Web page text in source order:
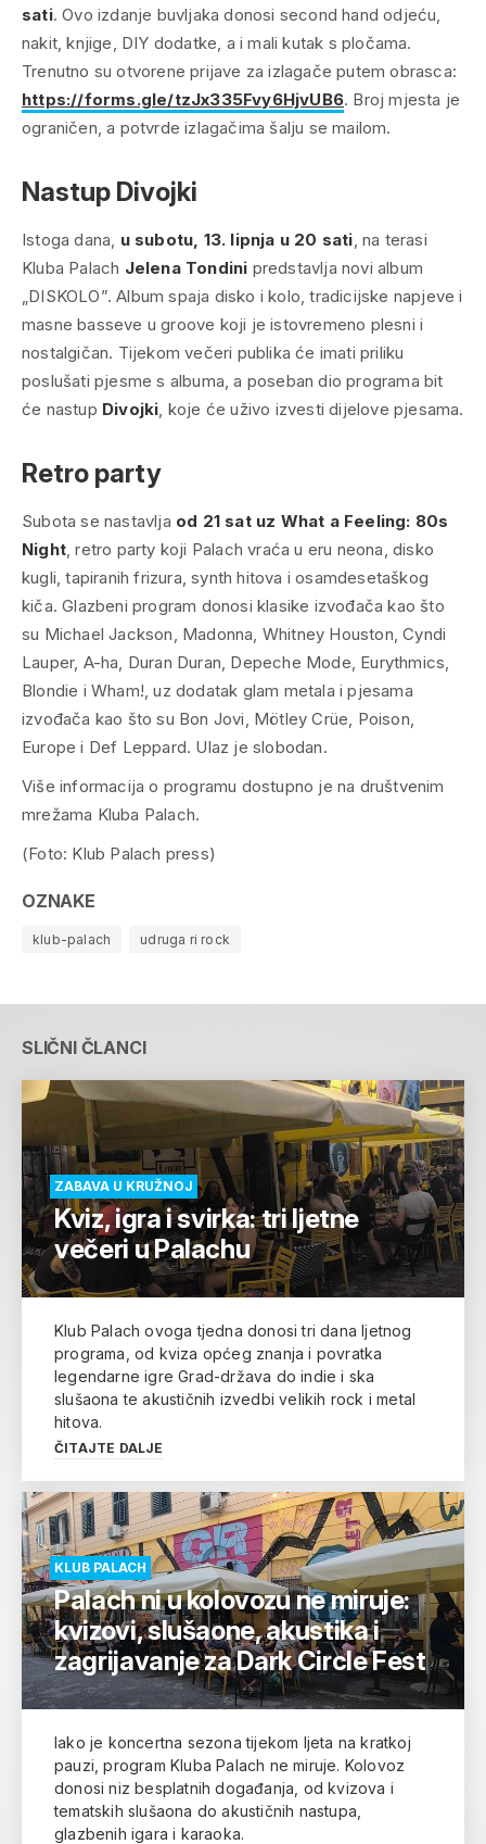
sati. Ovo izdanje buvljaka donosi second hand odjeću,
nakit, knjige, DIY dodatke, a i mali kutak s pločama.
Trenutno su otvorene prijave za izlagače putem obrasca:
https://forms.gle/tzJx335Fvy6HjvUB6. Broj mjesta je
ograničen, a potvrde izlagačima šalju se mailom.
Nastup Divojki
Istoga dana, u subotu, 13. lipnja u 20 sati , na terasi
Kluba Palach Jelena Tondini predstavlja novi album
„DISKOLO”. Album spaja disko i kolo, tradicijske napjeve i
masne basseve u groove koji je istovremeno plesni i
nostalgičan. Tijekom večeri publika će imati priliku
poslušati pjesme s albuma, a poseban dio programa bit
će nastup Divojki , koje će uživo izvesti dijelove pjesama.
Retro party
Subota se nastavlja od 21 sat uz What a Feeling: 80s
Night , retro party koji Palach vraća u eru neona, disko
kugli, tapiranih frizura, synth hitova i osamdesetaškog
kiča. Glazbeni program donosi klasike izvođača kao što
su Michael Jackson, Madonna, Whitney Houston, Cyndi
Lauper, A-ha, Duran Duran, Depeche Mode, Eurythmics,
Blondie i Wham!, uz dodatak glam metala i pjesama
izvođača kao što su Bon Jovi, Mötley Crüe, Poison,
Europe i Def Leppard. Ulaz je slobodan.
Više informacija o programu dostupno je na društvenim
mrežama Kluba Palach.
(Foto: Klub Palach press)
OZNAKE
klub-palach udruga ri rock
SLIČNI ČLANCI
ZABAVA U KRUŽNOJ
Kviz, igra i svirka: tri ljetne
večeri u Palachu
Klub Palach ovoga tjedna donosi tri dana ljetnog
programa, od kviza općeg znanja i povratka
legendarne igre Grad-država do indie i ska
slušaona te akustičnih izvedbi velikih rock i metal
hitova.
ČITAJTE DALJE
KLUB PALACH
Palach ni u kolovozu ne miruje:
kvizovi, slušaone, akustika i
zagrijavanje za Dark Circle Fest
Iako je koncertna sezona tijekom ljeta na kratkoj
pauzi, program Kluba Palach ne miruje. Kolovoz
donosi niz besplatnih događanja, od kvizova i
tematskih slušaona do akustičnih nastupa,
glazbenih igara i karaoka.